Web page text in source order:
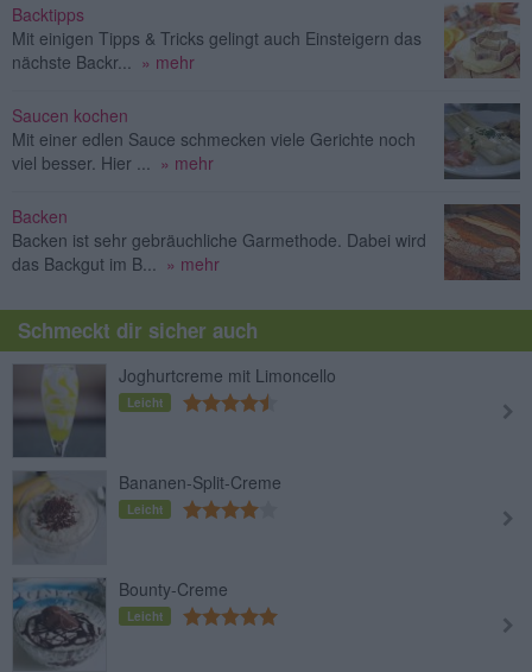
Backtipps
Mit einigen Tipps & Tricks gelingt auch Einsteigern das
nächste Backr... » mehr
Saucen kochen
Mit einer edlen Sauce schmecken viele Gerichte noch
viel besser. Hier ... » mehr
Backen
Backen ist sehr gebräuchliche Garmethode. Dabei wird
das Backgut im B... » mehr
Schmeckt dir sicher auch
Joghurtcreme mit Limoncello
Leicht
Bananen-Split-Creme
Leicht
Bounty-Creme
Leicht